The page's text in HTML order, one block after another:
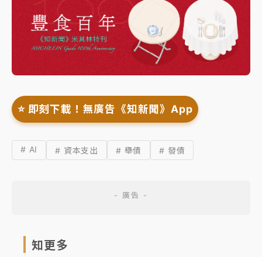
⭐️ 即刻下載！無廣告《知新聞》App
# AI # 資本支出 # 舉債 # 發債
知更多